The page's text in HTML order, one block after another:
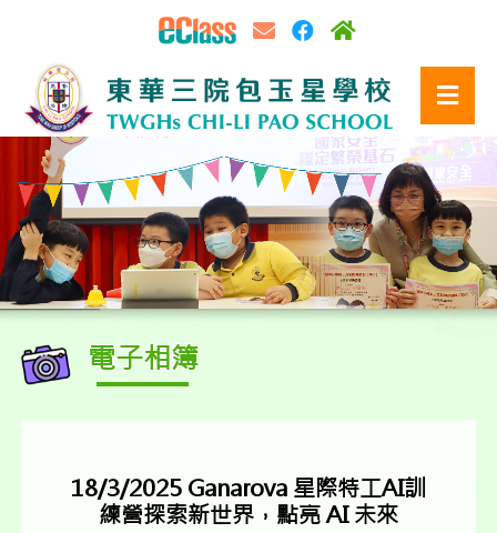
電子相簿
18/3/2025 Ganarova 星際特工AI訓
練營探索新世界，點亮 AI 未來